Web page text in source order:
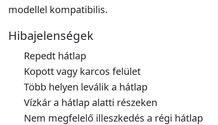
modellel kompatibilis.
Hibajelenségek
Repedt hátlap
Kopott vagy karcos felület
Több helyen leválik a hátlap
Vízkár a hátlap alatti részeken
Nem megfelelő illeszkedés a régi hátlap